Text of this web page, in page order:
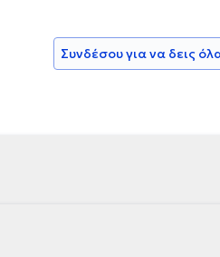
Συνδέσου για να δεις